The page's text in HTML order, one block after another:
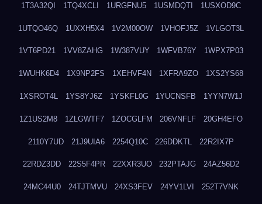
1T3A32QI 1TQ4XCLI 1URGFNU5 1USMDQTI 1USXOD9C
1UTQO46Q 1UXXH5X4 1V2M00OW 1VHOFJ5Z 1VLGOT3L
1VT6PD21 1VV8ZAHG 1W387VUY 1WFVB76Y 1WPX7P03
1WUHK6D4 1X9NP2FS 1XEHVF4N 1XFRA9ZO 1XS2YS68
1XSROT4L 1YS8YJ6Z 1YSKFL0G 1YUCNSFB 1YYN7W1J
1Z1US2M8 1ZLGWTF7 1ZOCGLFM 206VNFLF 20GH4EFO
2110Y7UD 21J9UIA6 2254Q10C 226DDKTL 22R2IX7P
22RDZ3DD 22S5F4PR 22XXR3UO 232PTAJG 24AZ56D2
24MC44U0 24TJTMVU 24XS3FEV 24YV1LVI 252T7VNK